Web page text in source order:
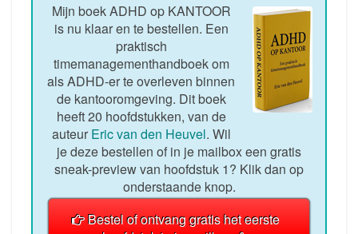
Mijn boek ADHD op KANTOOR
is nu klaar en te bestellen. Een
praktisch
timemanagementhandboek om
als ADHD-er te overleven binnen
de kantooromgeving. Dit boek
heeft 20 hoofdstukken, van de
auteur Eric van den Heuvel. Wil
je deze bestellen of in je mailbox een gratis
sneak-preview van hoofdstuk 1? Klik dan op
onderstaande knop.
Bestel of ontvang gratis het eerste